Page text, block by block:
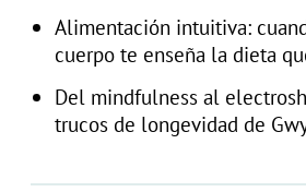
Alimentación intuitiva:
cuerpo te enseña la dieta
Del mindfulness al
trucos de longevidad de